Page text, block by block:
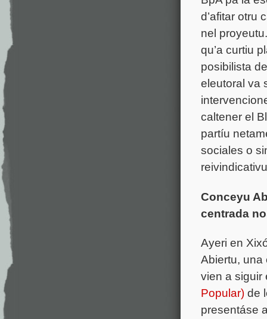
d’afitar otru
nel
qu’a curtiu
posibilista
eleutoral va
caltener el
partíu
sociales o
Conceyu
centrada
Ayeri en
Abiertu, una
vien a
Popular) de
presentáse